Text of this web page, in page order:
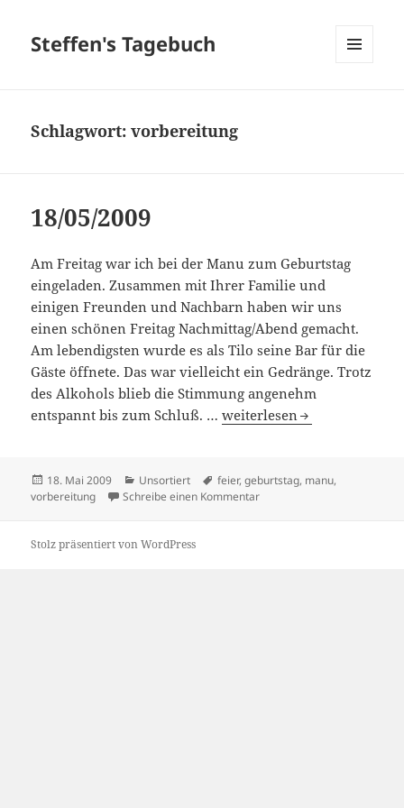
Steffen's Tagebuch
Schlagwort:vorbereitung
18/05/2009
Am Freitag war ich bei der Manu zum Geburtstag
eingeladen. Zusammen mit Ihrer Familie und
einigen Freunden und Nachbarn haben wir uns
einen schönen Freitag Nachmittag/Abend gemacht.
Am lebendigsten wurde es als Tilo seine Bar für die
Gäste öffnete. Das war vielleicht ein Gedränge. Trotz
des Alkohols blieb die Stimmung angenehm
entspannt bis zum Schluß. …18/05/2009
weiterlesen
Veröffentlicht
am
18. Mai 2009 Kategorien
Unsortiert Schlagwörter
feier,geburtstag, manu,
vorbereitung
Schreibe einen Kommentarzu 18/05/2009
Stolz präsentiert von WordPress